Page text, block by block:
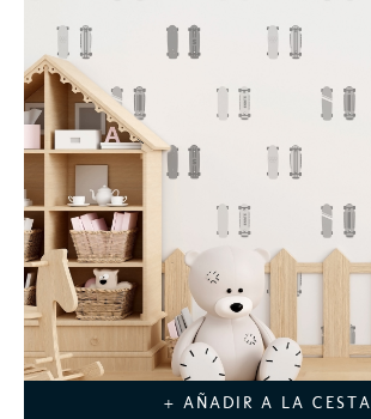
+ AÑADIR A LA CESTA